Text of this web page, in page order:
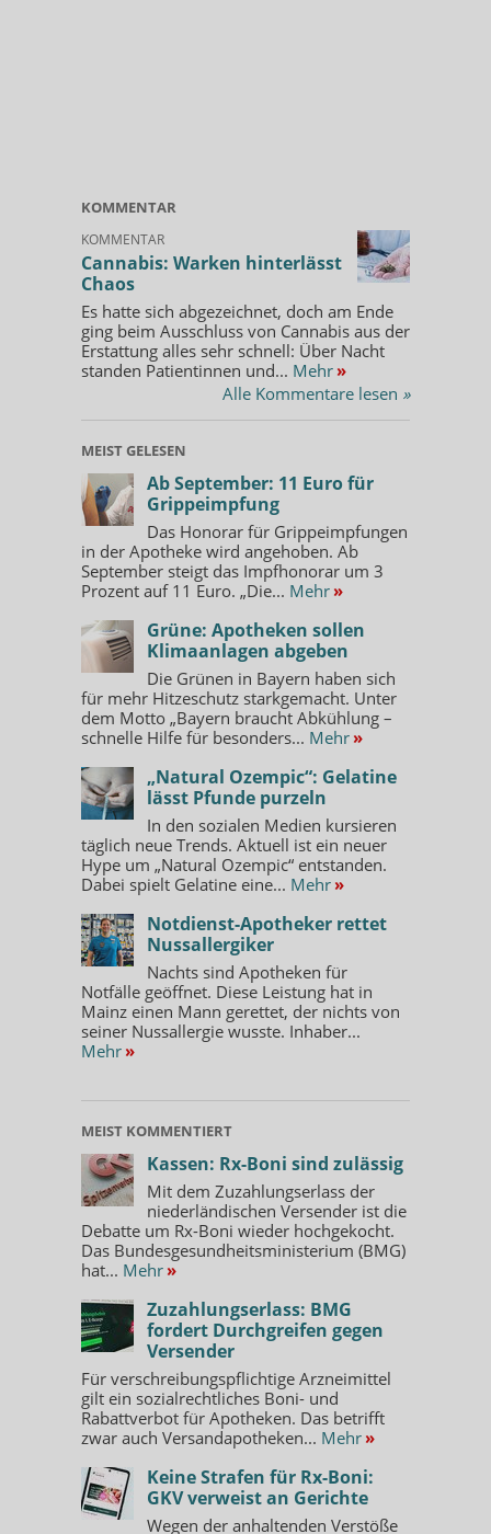
KOMMENTAR
KOMMENTAR
Cannabis: Warken hinterlässt
Chaos
Es hatte sich abgezeichnet, doch am Ende
ging beim Ausschluss von Cannabis aus der
Erstattung alles sehr schnell: Über Nacht
standen Patientinnen und... Mehr »
Alle Kommentare lesen »
MEIST GELESEN
Ab September: 11 Euro für
Grippeimpfung
Das Honorar für Grippeimpfungen
in der Apotheke wird angehoben. Ab
September steigt das Impfhonorar um 3
Prozent auf 11 Euro. „Die... Mehr »
Grüne: Apotheken sollen
Klimaanlagen abgeben
Die Grünen in Bayern haben sich
für mehr Hitzeschutz starkgemacht. Unter
dem Motto „Bayern braucht Abkühlung –
schnelle Hilfe für besonders... Mehr »
„Natural Ozempic“: Gelatine
lässt Pfunde purzeln
In den sozialen Medien kursieren
täglich neue Trends. Aktuell ist ein neuer
Hype um „Natural Ozempic“ entstanden.
Dabei spielt Gelatine eine... Mehr »
Notdienst-Apotheker rettet
Nussallergiker
Nachts sind Apotheken für
Notfälle geöffnet. Diese Leistung hat in
Mainz einen Mann gerettet, der nichts von
seiner Nussallergie wusste. Inhaber...
Mehr »
MEIST KOMMENTIERT
Kassen: Rx-Boni sind zulässig
Mit dem Zuzahlungserlass der
niederländischen Versender ist die
Debatte um Rx-Boni wieder hochgekocht.
Das Bundesgesundheitsministerium (BMG)
hat... Mehr »
Zuzahlungserlass: BMG
fordert Durchgreifen gegen
Versender
Für verschreibungspflichtige Arzneimittel
gilt ein sozialrechtliches Boni- und
Rabattverbot für Apotheken. Das betrifft
zwar auch Versandapotheken... Mehr »
Keine Strafen für Rx-Boni:
GKV verweist an Gerichte
Wegen der anhaltenden Verstöße